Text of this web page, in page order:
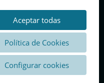
Aceptar todas
Política de Cookies
Configurar cookies